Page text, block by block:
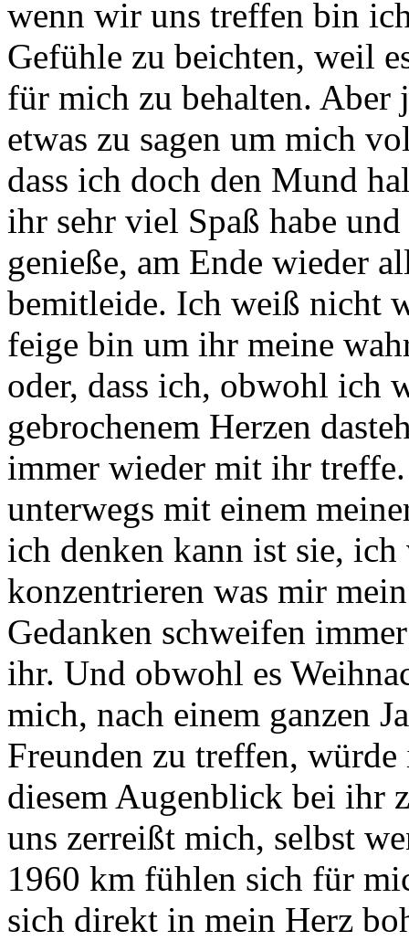
wenn wir uns treffen bin
Gefühle zu beichten, weil
für mich zu behalten. Aber
etwas zu sagen um mich
dass ich doch den Mund
ihr sehr viel Spaß habe
genieße, am Ende wieder
bemitleide. Ich weiß nicht
feige bin um ihr meine
oder, dass ich, obwohl ich
gebrochenem Herzen
immer wieder mit ihr
unterwegs mit einem
ich denken kann ist sie,
konzentrieren was mir
Gedanken schweifen
ihr. Und obwohl es
mich, nach einem ganzen
Freunden zu treffen,
diesem Augenblick bei ihr
uns zerreißt mich, selbst
1960 km fühlen sich für
sich direkt in mein Herz